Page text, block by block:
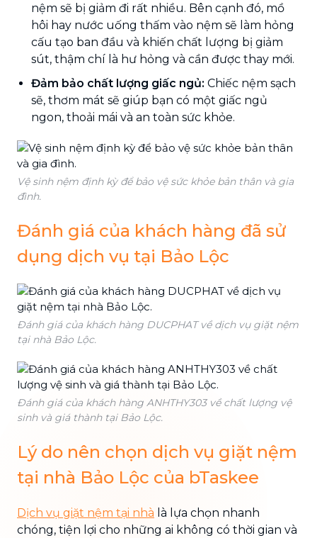
nệm sẽ bị giảm đi rất nhiều. Bên cạnh đó, mồ
hôi hay nước uống thấm vào nệm sẽ làm hỏng
cấu tạo ban đầu và khiến chất lượng bị giảm
sút, thậm chí là hư hỏng và cần được thay mới.
Đảm bảo chất lượng giấc ngủ: Chiếc nệm sạch
sẽ, thơm mát sẽ giúp bạn có một giấc ngủ
ngon, thoải mái và an toàn sức khỏe.
Vệ sinh nệm định kỳ để bảo vệ sức khỏe bản thân và gia
đình.
Đánh giá của khách hàng đã sử
dụng dịch vụ tại Bảo Lộc
Đánh giá của khách hàng DUCPHAT về dịch vụ giặt nệm
tại nhà Bảo Lộc.
Đánh giá của khách hàng ANHTHY303 về chất lượng vệ
sinh và giá thành tại Bảo Lộc.
Lý do nên chọn dịch vụ giặt nệm
tại nhà Bảo Lộc của bTaskee
Dịch vụ giặt nệm tại nhà là lựa chọn nhanh
chóng, tiện lợi cho những ai không có thời gian và